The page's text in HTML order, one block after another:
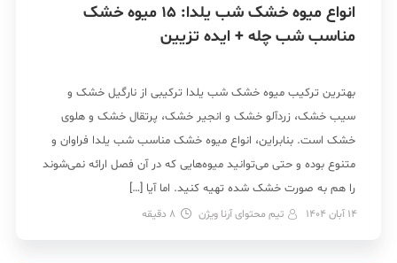
انواع میوه خشک شب یلدا: 15 میوه خشک
مناسب شب چله + ایده‌ تزیین
بهترین ترکیب میوه خشک شب یلدا ترکیبی از نارگیل خشک و
سیب خشک، زردآلو خشک و انجیر خشک، پرتقال خشک و هلوی
خشک است. بنابراین، انواع میوه خشک مناسب شب یلدا فراوان و
متنوع بوده و حتی می‌توانید میوه‌هایی که در آن فصل ارائه نمی‌شوند
را هم به صورت خشک شده تهیه کنید. اما آیا […]
14 آبان 1404 تیم محتوای آرنا ویژن 8 دقیقه